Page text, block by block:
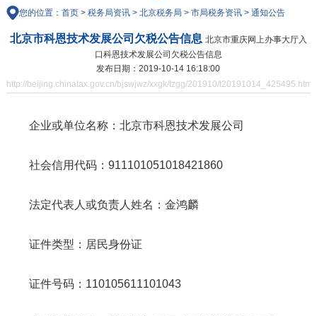
您的位置： 首页> 税务局资讯> 北京税务局 > 市局税务资讯> 通知公告
北京市科恩技术发展公司欠税公告信息 北京市重庆网上办事大厅入
口科恩技术发展公司欠税公告信息
发布日期：2019-10-14 16:18:00
http://beijing.chinatax.gov.cn/bjswjwz/xxgk/tzgg/201910/t20191014_425495.html
企业或单位名称： 北京市科恩技术发展公司
社会信用代码： 911101051018421860
法定代表人或负责人姓名： 金鸿麟
证件类型：居民身份证
证件号码： 110105611101043